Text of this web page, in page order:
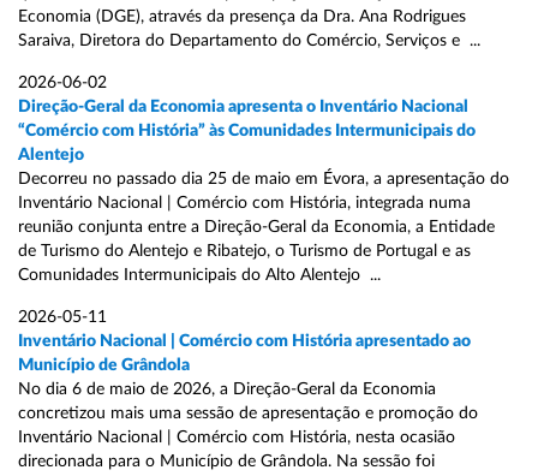
Economia (DGE), através da presença da Dra. Ana Rodrigues
Saraiva, Diretora do Departamento do Comércio, Serviços e ...
2026-06-02
Direção-Geral da Economia apresenta o Inventário Nacional
“Comércio com História” às Comunidades Intermunicipais do
Alentejo
Decorreu no passado dia 25 de maio em Évora, a apresentação do
Inventário Nacional | Comércio com História, integrada numa
reunião conjunta entre a Direção-Geral da Economia, a Entidade
de Turismo do Alentejo e Ribatejo, o Turismo de Portugal e as
Comunidades Intermunicipais do Alto Alentejo ...
2026-05-11
Inventário Nacional | Comércio com História apresentado ao
Município de Grândola
No dia 6 de maio de 2026, a Direção-Geral da Economia
concretizou mais uma sessão de apresentação e promoção do
Inventário Nacional | Comércio com História, nesta ocasião
direcionada para o Município de Grândola. Na sessão foi